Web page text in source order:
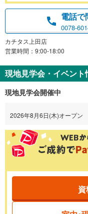
電話で
0078-
カチタス上田店
営業時間：9:00-18:00
現地見学会・イベント
現地見学会開催中
2026年8月6日(木)オープン